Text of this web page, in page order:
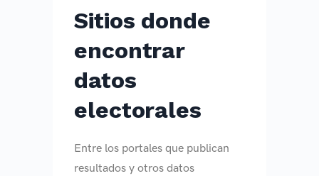
Sitios donde
encontrar
datos
electorales
Entre los portales que publican
resultados y otros datos